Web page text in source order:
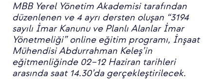
MBB Yerel Yönetim Akademisi tarafından
düzenlenen ve 4 ayrı dersten oluşan “3194
sayılı İmar Kanunu ve Planlı Alanlar İmar
Yönetmeliği” online eğitim programı, İnşaat
Mühendisi Abdurrahman Keleş’in
eğitmenliğinde 02–12 Haziran tarihleri
arasında saat 14.30’da gerçekleştirilecek.